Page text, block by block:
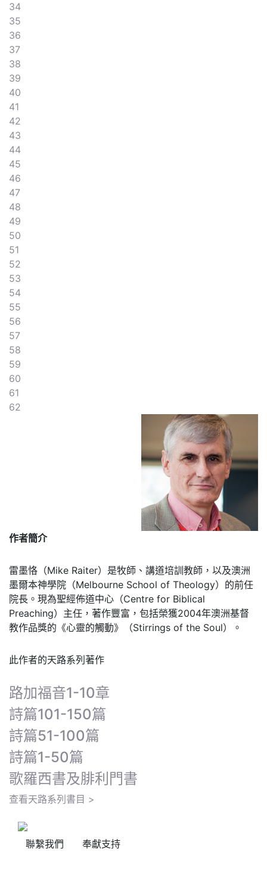
34
35
36
37
38
39
40
41
42
43
44
45
46
47
48
49
50
51
52
53
54
55
56
57
58
59
60
61
62
作者簡介
雷墨恪（Mike Raiter）是牧師、講道培訓教師，以及澳洲
墨爾本神學院（Melbourne School of Theology）的前任
院長。現為聖經佈道中心（Centre for Biblical
Preaching）主任，著作豐富，包括榮獲2004年澳洲基督
教作品獎的《心靈的觸動》（Stirrings of the Soul）。
此作者的天路系列著作
路加福音1-10章
詩篇101-150篇
詩篇51-100篇
詩篇1-50篇
歌羅西書及腓利門書
查看天路系列書目 >
聯繫我們 奉獻支持